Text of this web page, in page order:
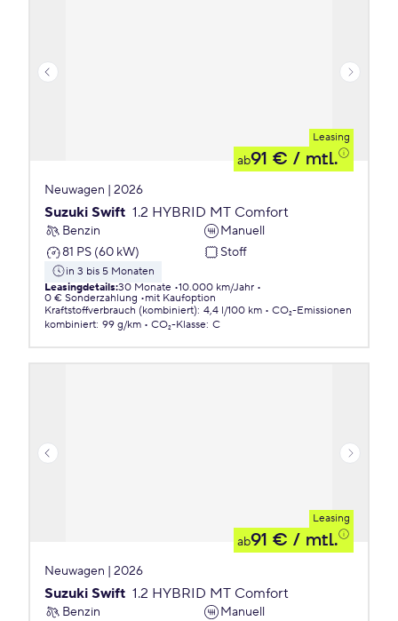
Leasing
ab91 € / mtl.
Neuwagen | 2026
Suzuki Swift 1.2 HYBRID MT Comfort
Benzin
Manuell
81 PS (60 kW)
Stoff
in 3 bis 5 Monaten
Leasingdetails:30 Monate 10.000 km/Jahr
0 € Sonderzahlung
mit Kaufoption
Kraftstoffverbrauch (kombiniert): 4,4 l/100 km
CO₂-Emissionen
kombiniert: 99 g/km CO₂-Klasse: C
Leasing
ab91 € / mtl.
Neuwagen | 2026
Suzuki Swift 1.2 HYBRID MT Comfort
Benzin
Manuell